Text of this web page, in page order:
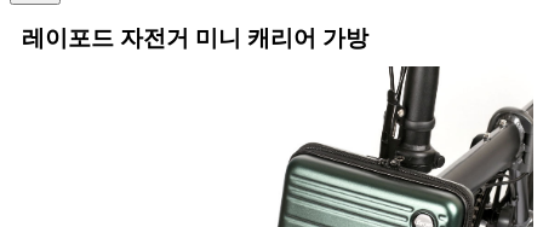
레이포드 자전거 미니 캐리어 가방